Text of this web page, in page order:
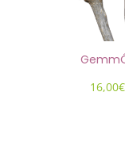
16,00€